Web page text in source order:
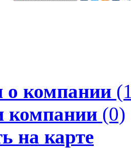
компании
компании (0)
на карте